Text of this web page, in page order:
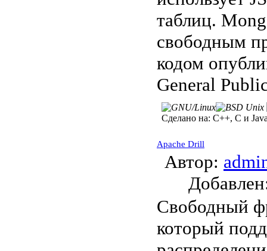
таблиц.
свободным
кодом
General
Сделано на: C++, C и
Apache Drill
Автор:
Свободный
который